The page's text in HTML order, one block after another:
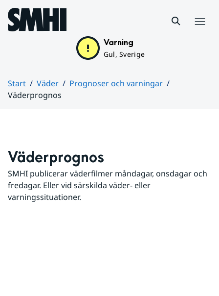
Hoppa till sidans innehåll
Varning
Gul, Sverige
Start Väder
Prognoser och varningar
Väderprognos
Väderprognos
SMHI publicerar väderfilmer måndagar, onsdagar och
fredagar. Eller vid särskilda väder- eller
varningssituationer.